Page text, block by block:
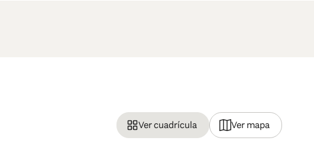
Ver cuadrícula Ver mapa